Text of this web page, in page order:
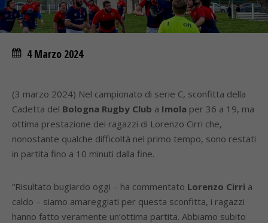
4 Marzo 2024
(3 marzo 2024) Nel campionato di serie C, sconfitta della
Cadetta del Bologna Rugby Club a Imola per 36 a 19, ma
ottima prestazione dei ragazzi di Lorenzo Cirri che,
nonostante qualche difficoltà nel primo tempo, sono restati
in partita fino a 10 minuti dalla fine.
“Risultato bugiardo oggi – ha commentato Lorenzo Cirri a
caldo – siamo amareggiati per questa sconfitta, i ragazzi
hanno fatto veramente un’ottima partita. Abbiamo subito